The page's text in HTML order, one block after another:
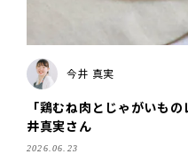
今井 真実
「鶏むね肉とじゃがいも
井真実さん
2026.06.23